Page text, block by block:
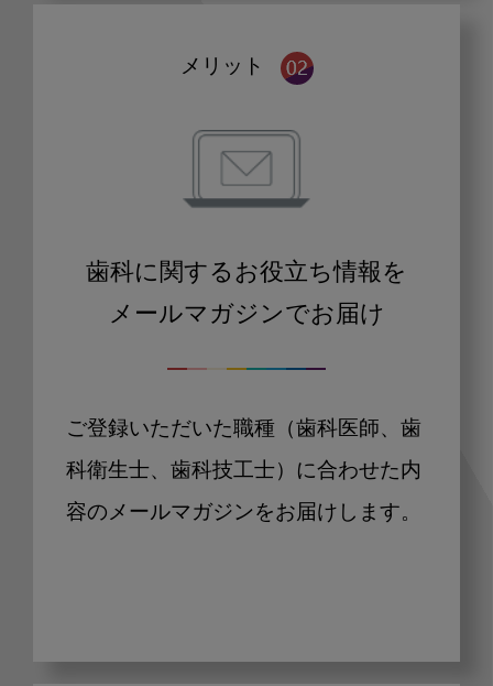
メリット
歯科に関するお役立ち情報を
メールマガジンでお届け
ご登録いただいた職種（歯科医師、歯
科衛生士、歯科技工士）に合わせた内
容のメールマガジンをお届けします。